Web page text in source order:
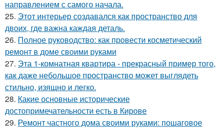
направлением с самого начала.
25. Этот интерьер создавался как пространство для
двоих, где важна каждая деталь.
26. Полное руководство: как провести косметический
ремонт в доме своими руками
27. Эта 1-комнатная квартира - прекрасный пример того,
как даже небольшое пространство может выглядеть
стильно, изящно и легко.
28. Какие основные исторические
достопримечательности есть в Кирове
29. Ремонт частного дома своими руками: пошаговое